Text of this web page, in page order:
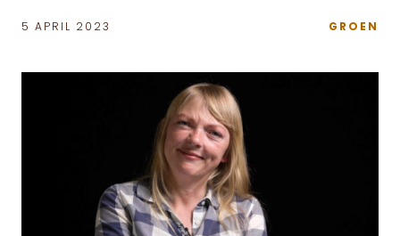
5 APRIL 2023 GROEN